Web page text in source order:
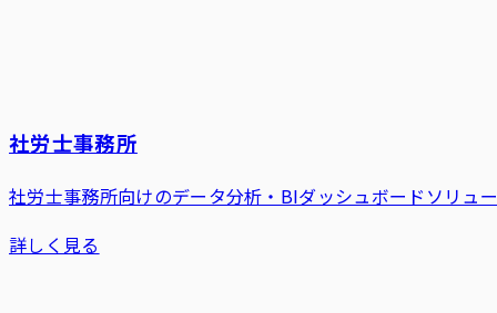
社労士事務所
社労士事務所向けのデータ分析・BIダッシュボードソリュ
詳しく見る